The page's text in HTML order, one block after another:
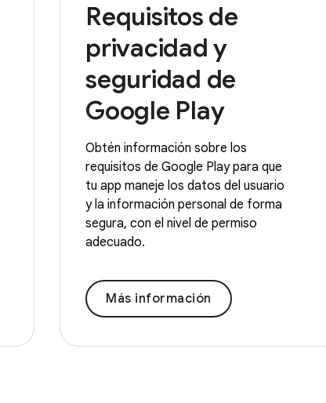
Requisitos de
privacidad y
seguridad de
Google Play
Obtén información sobre los
requisitos de Google Play para que
tu app maneje los datos del usuario
y la información personal de forma
segura, con el nivel de permiso
adecuado.
Más información